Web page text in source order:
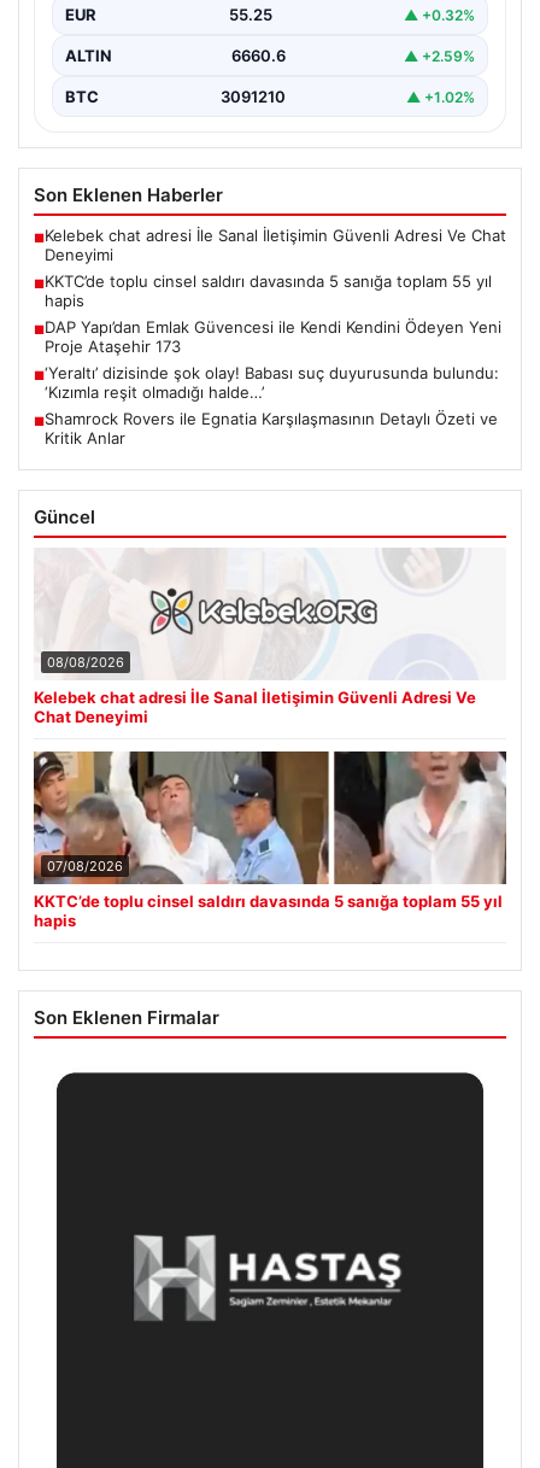
EUR 55.25 ▲ +0.32%
ALTIN 6660.6 ▲ +2.59%
BTC 3091210 ▲ +1.02%
Son Eklenen Haberler
■Kelebek chat adresi İle Sanal İletişimin Güvenli Adresi Ve Chat
Deneyimi
■KKTC’de toplu cinsel saldırı davasında 5 sanığa toplam 55 yıl
hapis
■DAP Yapı’dan Emlak Güvencesi ile Kendi Kendini Ödeyen Yeni
Proje Ataşehir 173
■‘Yeraltı’ dizisinde şok olay! Babası suç duyurusunda bulundu:
‘Kızımla reşit olmadığı halde…’
■Shamrock Rovers ile Egnatia Karşılaşmasının Detaylı Özeti ve
Kritik Anlar
Güncel
08/08/2026
Kelebek chat adresi İle Sanal İletişimin Güvenli Adresi Ve
Chat Deneyimi
07/08/2026
KKTC’de toplu cinsel saldırı davasında 5 sanığa toplam 55 yıl
hapis
Son Eklenen Firmalar